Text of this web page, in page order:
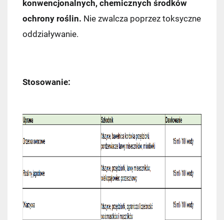
konwencjonalnych, chemicznych środków
ochrony roślin. Nie zwalcza poprzez toksyczne
oddziaływanie.
Stosowanie:
Pocztex PUNKT/AUTOMAT 7,49 zł
Kurier Pocztex 9,90 zł
ORLEN Paczka 11,99 zł
11,99 zł